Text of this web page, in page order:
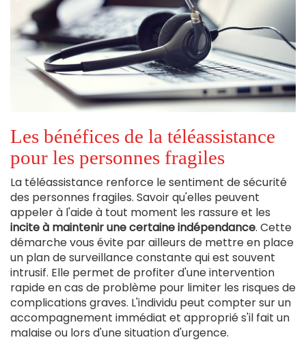
Les bénéfices de la téléassistance
pour les personnes fragiles
La téléassistance renforce le sentiment de sécurité
des personnes fragiles. Savoir qu'elles peuvent
appeler à l'aide à tout moment les rassure et les
incite à maintenir une certaine indépendance. Cette
démarche vous évite par ailleurs de mettre en place
un plan de surveillance constante qui est souvent
intrusif. Elle permet de profiter d'une intervention
rapide en cas de problème pour limiter les risques de
complications graves. L'individu peut compter sur un
accompagnement immédiat et approprié s'il fait un
malaise ou lors d'une situation d'urgence.